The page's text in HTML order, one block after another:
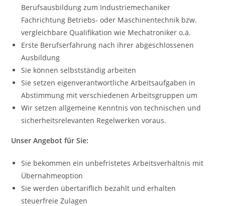
Berufsausbildung zum Industriemechaniker
Fachrichtung Betriebs- oder Maschinentechnik bzw.
vergleichbare Qualifikation wie Mechatroniker o.ä.
Erste Berufserfahrung nach ihrer abgeschlossenen
Ausbildung
Sie können selbstständig arbeiten
Sie setzen eigenverantwortliche Arbeitsaufgaben in
Abstimmung mit verschiedenen Arbeitsgruppen um
Wir setzen allgemeine Kenntnis von technischen und
sicherheitsrelevanten Regelwerken voraus.
Unser Angebot für Sie:
Sie bekommen ein unbefristetes Arbeitsverhältnis mit
Übernahmeoption
Sie werden übertariflich bezahlt und erhalten
steuerfreie Zulagen